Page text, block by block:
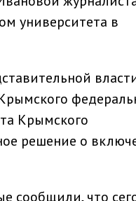
университета в
Крымского
решение о
сообщили, что